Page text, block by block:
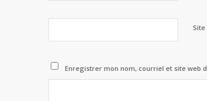
Site
Enregistrer mon nom, courriel et site web